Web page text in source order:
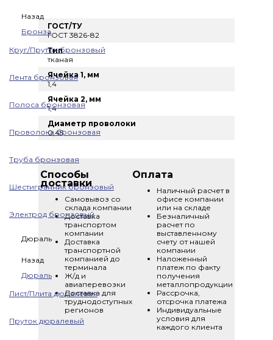
Назад
Бронза
Круг/Пруток бронзовый
Лента бронзовая
Полоса бронзовая
Проволока бронзовая
Труба бронзовая
Шестигранник бронзовый
Электрод бронзовый
Дюраль
Назад
Дюраль
Лист/Плита дюралевая
Пруток дюралевый
ГОСТ/ТУ
ГОСТ 3826-82
Тип
тканая
Ячейка 1, мм
1,4
Ячейка 2, мм
1,4
Диаметр проволоки
0,45
Способы
доставки
Самовывоз со
склада компании
Доставка
транспортом
компании
Доставка
транспортной
компанией до
терминала
Ж/д и
авиаперевозки
Доставка для
труднодоступных
регионов
Оплата
Наличный расчет в
офисе компании
или на складе
Безналичный
расчет по
выставленному
счету от нашей
компании
Наложенный
платеж по факту
получения
металлопродукции
Рассрочка,
отсрочка платежа
Индивидуальные
условия для
каждого клиента